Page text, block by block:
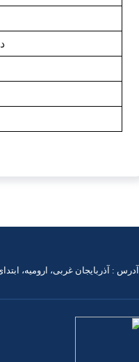
آدرس : آذربایجان غربی، ارومیه، ابتدای